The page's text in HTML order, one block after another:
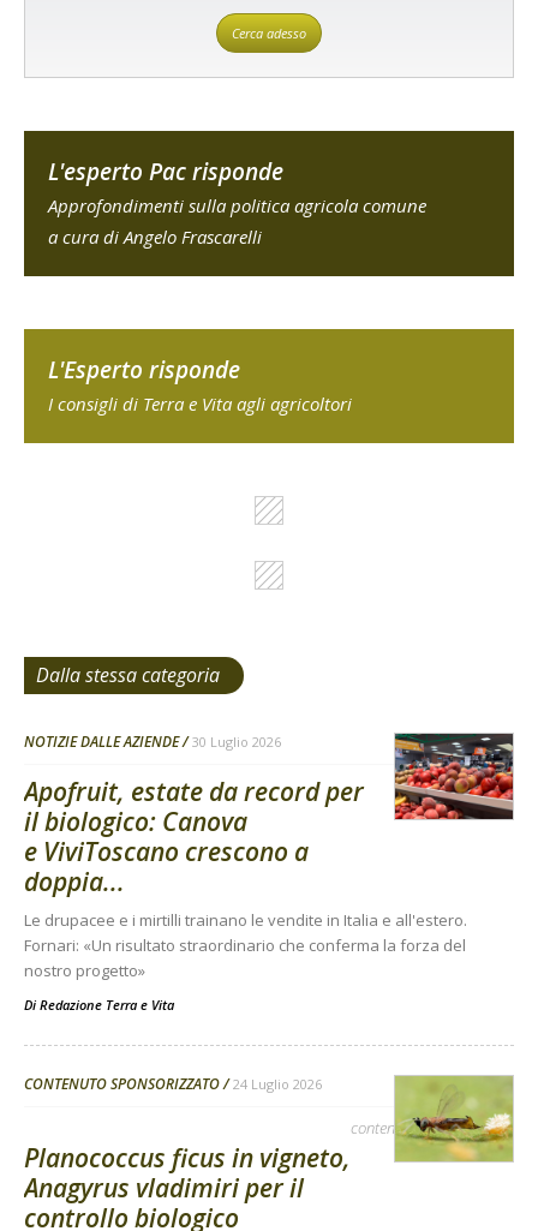
Cerca adesso
L'esperto Pac risponde
Approfondimenti sulla politica agricola comune
a cura di Angelo Frascarelli
L'Esperto risponde
I consigli di Terra e Vita agli agricoltori
Dalla stessa categoria
NOTIZIE DALLE AZIENDE 30 Luglio 2026
Apofruit, estate da record per
il biologico: Canova
e ViviToscano crescono a
doppia...
Le drupacee e i mirtilli trainano le vendite in Italia e all'estero.
Fornari: «Un risultato straordinario che conferma la forza del
nostro progetto»
Di Redazione Terra e Vita
CONTENUTO SPONSORIZZATO 24 Luglio 2026
contenuto sponsorizzato
Planococcus ficus in vigneto,
Anagyrus vladimiri per il
controllo biologico